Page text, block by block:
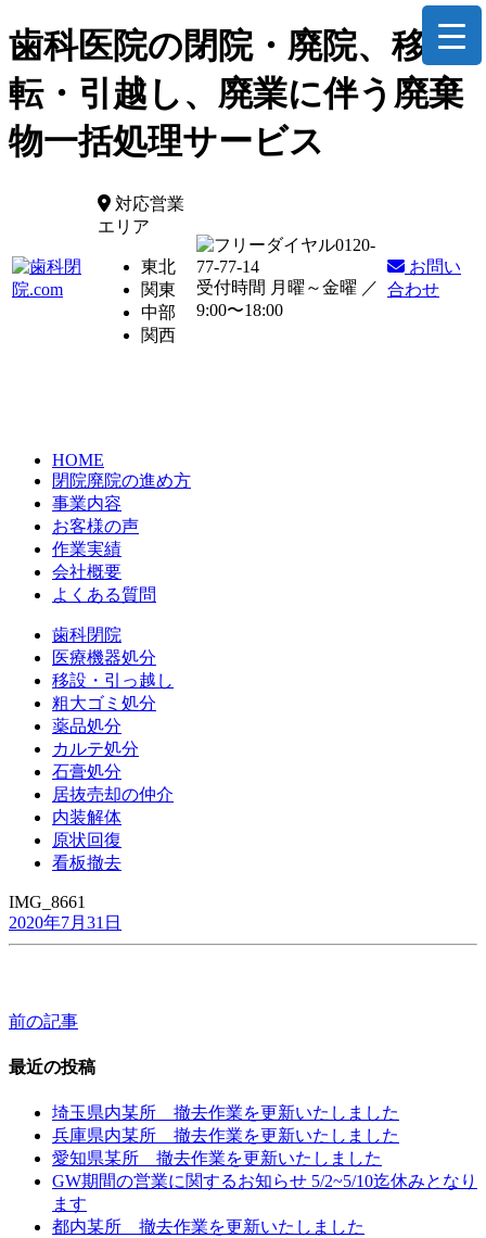
歯科医院の閉院・廃院、移
転・引越し、廃業に伴う廃棄
物一括処理サービス
対応営業
エリア
東北
関東
中部
関西
0120-
77-77-14
受付時間 月曜～金曜 ／
9:00〜18:00
お問い
合わせ
HOME
閉院廃院の進め方
事業内容
お客様の声
作業実績
会社概要
よくある質問
歯科閉院
医療機器処分
移設・引っ越し
粗大ゴミ処分
薬品処分
カルテ処分
石膏処分
居抜売却の仲介
内装解体
原状回復
看板撤去
IMG_8661
2020年7月31日
投
稿
前の記事
最近の投稿
埼玉県内某所 撤去作業を更新いたしました
兵庫県内某所 撤去作業を更新いたしました
愛知県某所 撤去作業を更新いたしました
GW期間の営業に関するお知らせ 5/2~5/10迄休みとなり
ます
都内某所 撤去作業を更新いたしました